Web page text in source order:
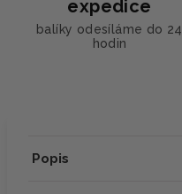
expedice
balíky odesíláme do 24
hodin
Popis